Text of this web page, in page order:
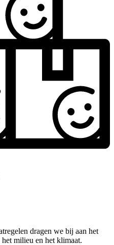
dragen we bij aan het
milieu en het klimaat.